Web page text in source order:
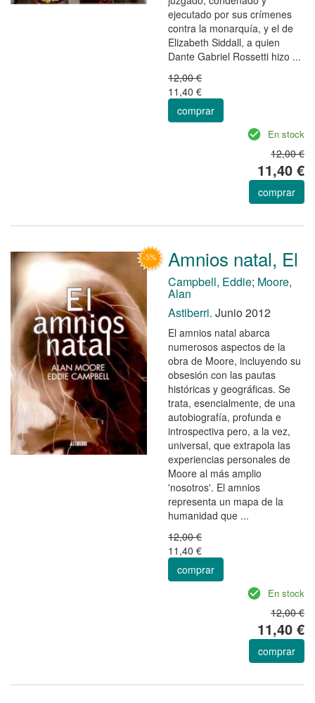
ejecutado por sus crímenes
contra la monarquía, y el de
Elizabeth Siddall, a quien
Dante Gabriel Rossetti hizo ...
12,00 €
11,40 €
comprar
En stock
12,00 €
11,40 €
comprar
Amnios natal, El
Campbell, Eddie; Moore,
Alan
Astiberri. Junio 2012
El amnios natal abarca
numerosos aspectos de la
obra de Moore, incluyendo su
obsesión con las pautas
históricas y geográficas. Se
trata, esencialmente, de una
autobiografía, profunda e
introspectiva pero, a la vez,
universal, que extrapola las
experiencias personales de
Moore al más amplio
'nosotros'. El amnios
representa un mapa de la
humanidad que ...
12,00 €
11,40 €
comprar
En stock
12,00 €
11,40 €
comprar